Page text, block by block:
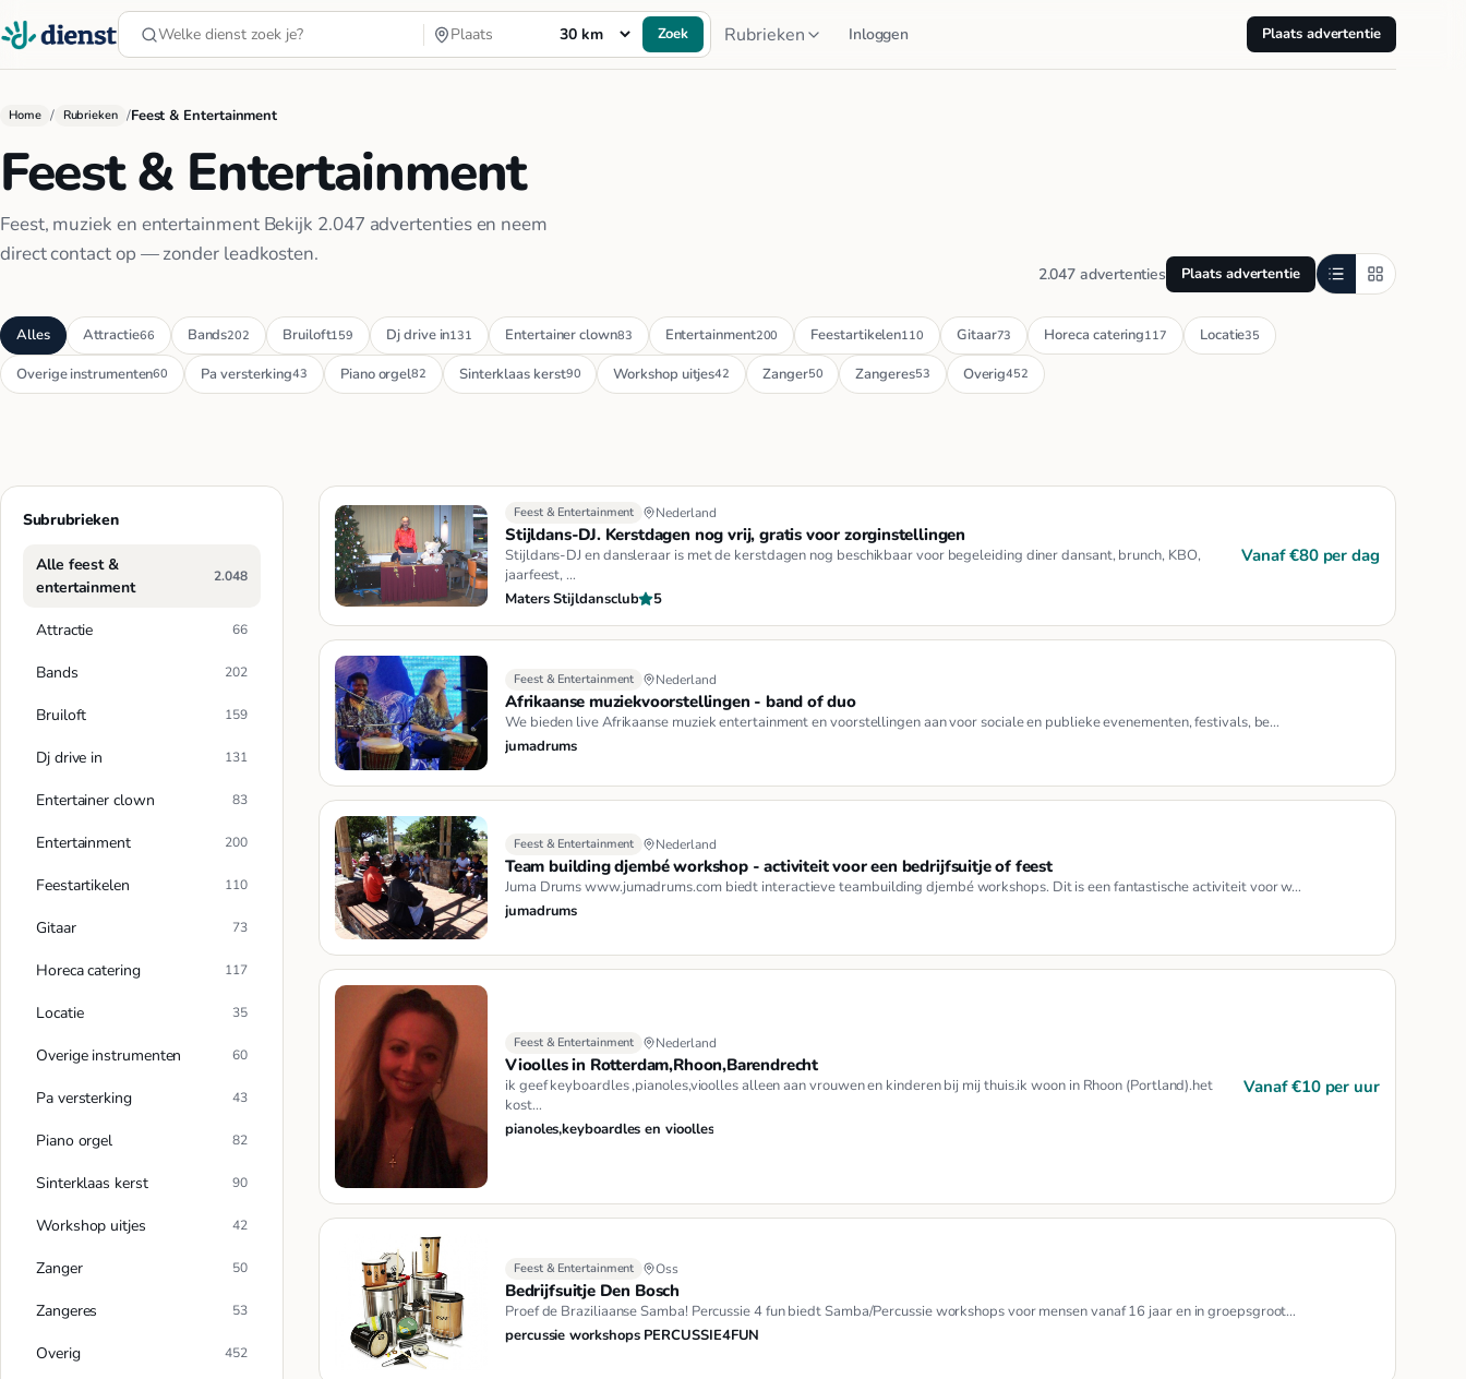
Zoek Rubrieken Inloggen Plaats advertentie
Home / Rubrieken /Feest & Entertainment
Feest & Entertainment
Feest, muziek en entertainment Bekijk 2.047 advertenties en neem
direct contact op — zonder leadkosten.
2.047 advertenties Plaats advertentie
Alles Attractie66 Bands202 Bruiloft159 Dj drive in131 Entertainer clown83 Entertainment200 Feestartikelen110 Gitaar73 Horeca catering117 Locatie35
Overige instrumenten60 Pa versterking43 Piano orgel82 Sinterklaas kerst90 Workshop uitjes42 Zanger50 Zangeres53 Overig452
Subrubrieken
Alle feest &
entertainment
2.048
Attractie 66
Bands 202
Bruiloft 159
Dj drive in 131
Entertainer clown 83
Entertainment 200
Feestartikelen 110
Gitaar 73
Horeca catering 117
Locatie 35
Overige instrumenten 60
Pa versterking 43
Piano orgel 82
Sinterklaas kerst 90
Workshop uitjes 42
Zanger 50
Zangeres 53
Overig 452
Feest & Entertainment Nederland
Stijldans-DJ. Kerstdagen nog vrij, gratis voor zorginstellingen
Stijldans-DJ en dansleraar is met de kerstdagen nog beschikbaar voor begeleiding diner dansant, brunch, KBO,
jaarfeest, …
Maters Stijldansclub
5
Vanaf €80 per dag
Feest & Entertainment Nederland
Afrikaanse muziekvoorstellingen - band of duo
We bieden live Afrikaanse muziek entertainment en voorstellingen aan voor sociale en publieke evenementen, festivals, be…
jumadrums
Feest & Entertainment Nederland
Team building djembé workshop - activiteit voor een bedrijfsuitje of feest
Juma Drums www.jumadrums.com biedt interactieve teambuilding djembé workshops. Dit is een fantastische activiteit voor w…
jumadrums
Feest & Entertainment Nederland
Vioolles in Rotterdam,Rhoon,Barendrecht
ik geef keyboardles ,pianoles,vioolles alleen aan vrouwen en kinderen bij mij thuis.ik woon in Rhoon (Portland).het
kost…
pianoles,keyboardles en vioolles
Vanaf €10 per uur
Feest & Entertainment Oss
Bedrijfsuitje Den Bosch
Proef de Braziliaanse Samba! Percussie 4 fun biedt Samba/Percussie workshops voor mensen vanaf 16 jaar en in groepsgroot…
percussie workshops PERCUSSIE4FUN